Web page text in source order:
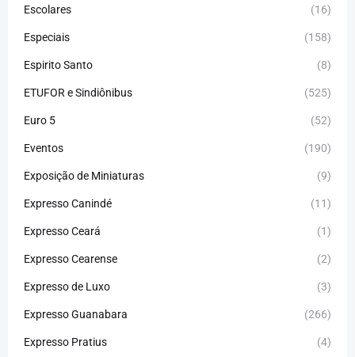
Escolares (16)
Especiais (158)
Espirito Santo (8)
ETUFOR e Sindiônibus (525)
Euro 5 (52)
Eventos (190)
Exposição de Miniaturas (9)
Expresso Canindé (11)
Expresso Ceará (1)
Expresso Cearense (2)
Expresso de Luxo (3)
Expresso Guanabara (266)
Expresso Pratius (4)